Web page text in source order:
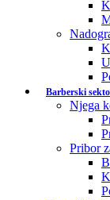
Barberski
Njega
Pribor